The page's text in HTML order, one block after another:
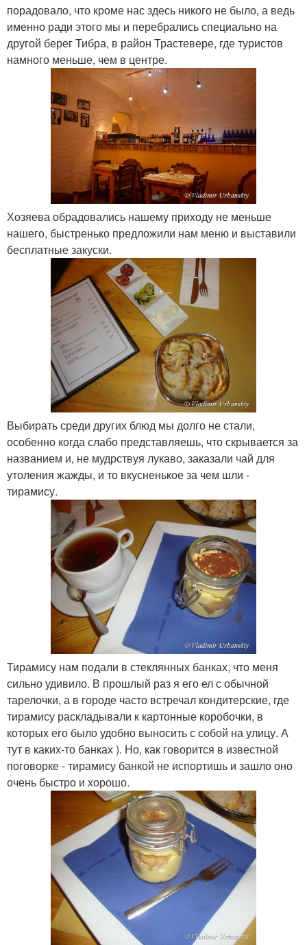
порадовало, что кроме нас здесь никого не было, а ведь
именно ради этого мы и перебрались специально на
другой берег Тибра, в район Трастевере, где туристов
намного меньше, чем в центре.
Хозяева обрадовались нашему приходу не меньше
нашего, быстренько предложили нам меню и выставили
бесплатные закуски.
Выбирать среди других блюд мы долго не стали,
особенно когда слабо представляешь, что скрывается за
названием и, не мудрствуя лукаво, заказали чай для
утоления жажды, и то вкусненькое за чем шли -
тирамису.
Тирамису нам подали в стеклянных банках, что меня
сильно удивило. В прошлый раз я его ел с обычной
тарелочки, а в городе часто встречал кондитерские, где
тирамису раскладывали к картонные коробочки, в
которых его было удобно выносить с собой на улицу. А
тут в каких-то банках ). Но, как говорится в известной
поговорке - тирамису банкой не испортишь и зашло оно
очень быстро и хорошо.